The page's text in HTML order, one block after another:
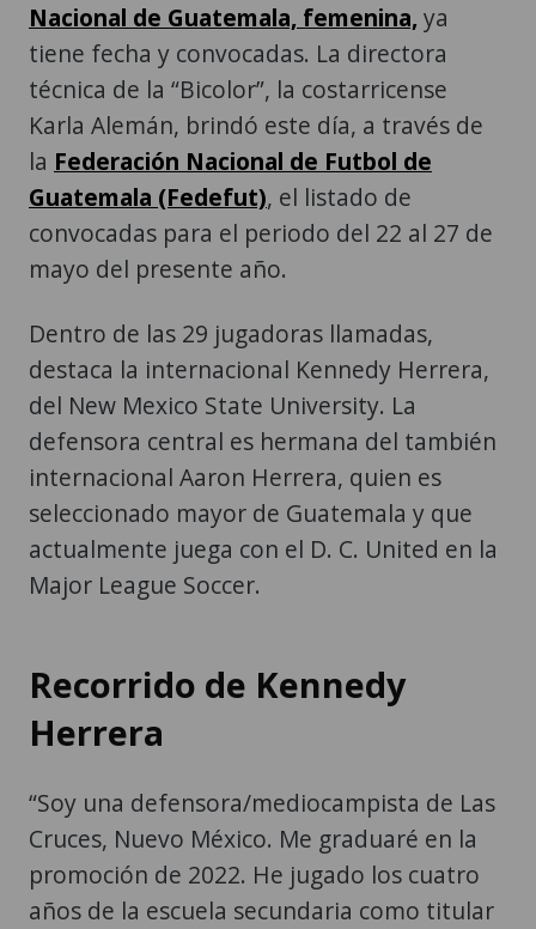
Nacional de Guatemala, femenina,ya
tiene fecha y convocadas. La directora
técnica de la “Bicolor”, la costarricense
Karla Alemán, brindó este día, a través de
la Federación Nacional de Futbol de
Guatemala (Fedefut), el listado de
convocadas para el periodo del 22 al 27 de
mayo del presente año.
Dentro de las 29 jugadoras llamadas,
destaca la internacional Kennedy Herrera,
del New Mexico State University. La
defensora central es hermana del también
internacional Aaron Herrera, quien es
seleccionado mayor de Guatemala y que
actualmente juega con el D. C. United en la
Major League Soccer.
Recorrido de Kennedy
Herrera
“Soy una defensora/mediocampista de Las
Cruces, Nuevo México. Me graduaré en la
promoción de 2022. He jugado los cuatro
años de la escuela secundaria como titular